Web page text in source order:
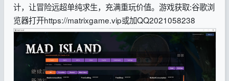
计，让冒险远超单纯求生，充满重玩价值。 游戏获取:谷歌浏
览器打开https://matrixgame.vip或加QQ2021058238